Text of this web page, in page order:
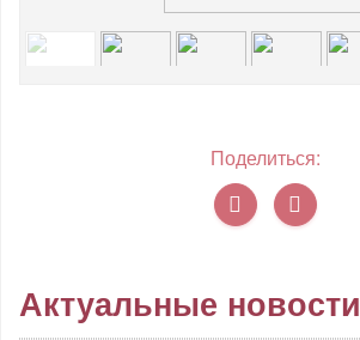
Поделиться:
Актуальные новости